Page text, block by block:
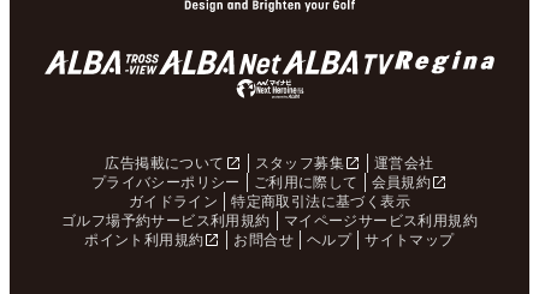
広告掲載について スタッフ募集
運営会社
プライバシーポリシー
ご利用に際して
会員規約
ガイドライン
特定商取引法に基づく表示
ゴルフ場予約サービス利用規約
マイページサービス利用規約
ポイント利用規約
お問合せ ヘルプ サイトマップ